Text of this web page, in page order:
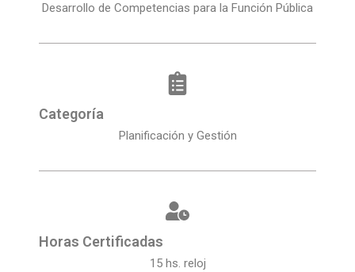
Desarrollo de Competencias para la Función Pública
Categoría
Planificación y Gestión
Horas Certificadas
15 hs. reloj